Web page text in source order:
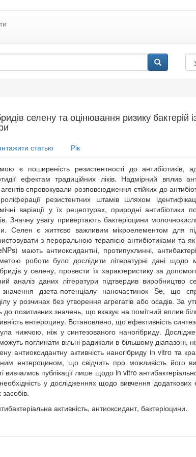
селену та оцінювання ризику бактерій
статью Рік
є поширеність резистентності до антибіотиків,
ефектам традиційних ліків. Надмірний вплив
спровокували розповсюдження стійких до
резистентних штамів шляхом
варіації у їх рецептурах, природні антибіотики
Значну увагу привертають бактеріоцини
Селен є життєво важливим мікроелементом для
з пероральною терапією антибіотиками та
мають антиоксидантні, протипухлинні,
роботи було дослідити літературні дані щодо
у селену, провести їх характеристику за
аналіз даних літератури підтвердив виробництво
дзета-потенціалу наночастинок Se, що
у розчинах без утворення агрегатів або осадів. За
до позитивних значень, що вказує на помітний вплив
ентероцину. Встановлено, що ефективність
нижчою, ніж у синтезованого наногібриду.
поглинати вільні радикали в більшому діапазоні,
антиоксидантну активність наногібриду in vitro та
ентероцином, що свідчить про можливість його
вивчались публікації лише щодо in vitro
у дослідженнях щодо вивчення додаткових
активність, антиоксидант, бактеріоцини.